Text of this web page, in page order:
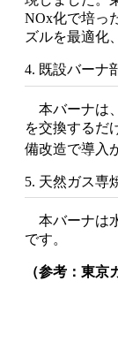
NOx化で培っ
ズルを最適化
4. 既設バーナ
本バーナは
を交換するだ
備改造で導入
5. 天然ガス専
本バーナは
です。
（参考：東京